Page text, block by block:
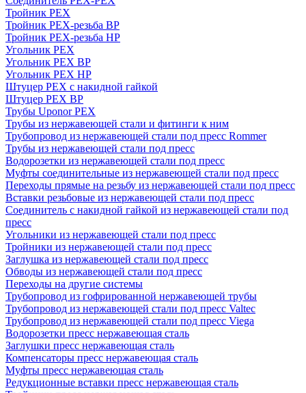
Тройник PEX
Тройник PEX-резьба ВР
Тройник PEX-резьба НР
Угольник PEX
Угольник PEX ВР
Угольник PEX НР
Штуцер PEX c накидной гайкой
Штуцер PEX ВР
Трубы Uponor PEX
Трубы из нержавеющей стали и фитинги к ним
Трубопровод из нержавеющей стали под пресс Rommer
Трубы из нержавеющей стали под пресс
Водорозетки из нержавеющей стали под пресс
Муфты соединительные из нержавеющей стали под пресс
Переходы прямые на резьбу из нержавеющей стали под пресс
Вставки резьбовые из нержавеющей стали под пресс
Соединитель с накидной гайкой из нержавеющей стали под
пресс
Угольники из нержавеющей стали под пресс
Тройники из нержавеющей стали под пресс
Заглушка из нержавеющей стали под пресс
Обводы из нержавеющей стали под пресс
Переходы на другие системы
Трубопровод из гофрированной нержавеющей трубы
Трубопровод из нержавеющей стали под пресс Valtec
Трубопровод из нержавеющей стали под пресс Viega
Водорозетки пресс нержавеющая сталь
Заглушки пресс нержавеющая сталь
Компенсаторы пресс нержавеющая сталь
Муфты пресс нержавеющая сталь
Редукционные вставки пресс нержавеющая сталь